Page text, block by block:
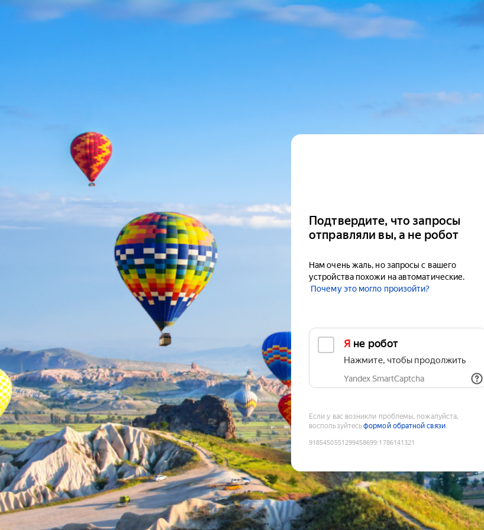
Подтвердите, что запросы
отправляли вы, а не робот
Нам очень жаль, но запросы с вашего
устройства похожи на автоматические.
Почему это могло произойти?
Я не робот
Нажмите, чтобы продолжить
Yandex SmartCaptcha
Если у вас возникли проблемы, пожалуйста,
воспользуйтесьформой обратной связи
9185450551299458699:1786141321